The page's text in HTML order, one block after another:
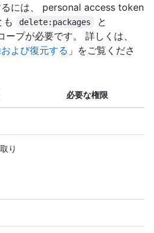
には、 personal access token
も
delete:packages と
ープが必要です。 詳しくは、
よび復元する 」をご覧くださ
必要な権限
り